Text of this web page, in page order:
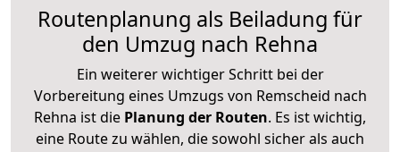
Routenplanung als Beiladung für
den Umzug nach Rehna
Ein weiterer wichtiger Schritt bei der
Vorbereitung eines Umzugs von Remscheid nach
Rehna ist die Planung der Routen. Es ist wichtig,
eine Route zu wählen, die sowohl sicher als auch